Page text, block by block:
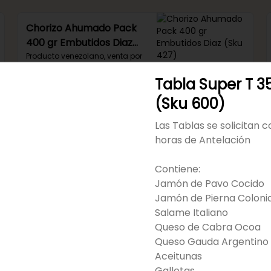
Chorizo Ahumado Pack
400 gr Embutidos Diaz
(Sku 427)
Producto venezolano, venta por
display.
Tabla Super T
(Sku 600)
Las Tablas se solicitan
horas de Antelación
Contiene:
Jamón de Pavo Cocido
Jamón de Pierna
Salame Italiano
Queso de Cabra Ocoa
Queso Gauda Argentino
Aceitunas